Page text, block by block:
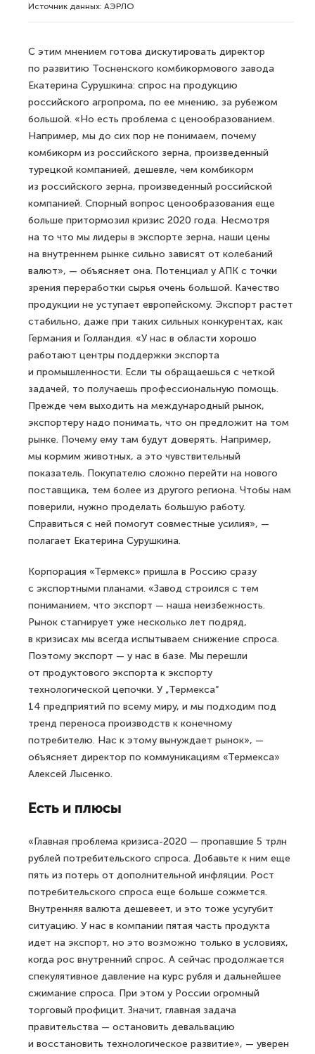
Источник данных: АЭРЛО
С этим мнением готова дискутировать директор
по развитию Тосненского комбикормового завода
Екатерина Сурушкина: спрос на продукцию
российского агропрома, по ее мнению, за рубежом
большой. «Но есть проблема с цено­образованием.
Например, мы до сих пор не понимаем, почему
комбикорм из российского зерна, произведенный
турецкой компанией, дешевле, чем комбикорм
из российского зерна, произведенный российской
компанией. Спорный вопрос ценообразования еще
больше притормозил кризис 2020 года. Несмотря
на то что мы лидеры в экспорте зерна, наши цены
на внутреннем рынке сильно зависят от колебаний
валют», — объясняет она. Потенциал у АПК с точки
зрения переработки сырья очень большой. Качество
продукции не уступает европейскому. Экспорт растет
стабильно, даже при таких сильных конкурентах, как
Германия и Голландия. «У нас в области хорошо
работают центры поддержки экспорта
и промышленности. Если ты обращаешься с четкой
задачей, то получаешь профессиональную помощь.
Прежде чем выходить на международный рынок,
экспортеру надо понимать, что он предложит на том
рынке. Почему ему там будут доверять. Например,
мы кормим животных, а это чувствительный
показатель. Покупателю сложно перейти на нового
поставщика, тем более из другого региона. Чтобы нам
поверили, нужно проделать большую работу.
Справиться с ней помогут совместные усилия», —
полагает Екатерина Сурушкина.
Корпорация «Термекс» пришла в Россию сразу
с экспортными планами. «Завод строился с тем
пониманием, что экспорт — наша неизбежность.
Рынок стагнирует уже несколько лет подряд,
в кризисах мы всегда испытываем снижение спроса.
Поэтому экспорт — у нас в базе. Мы перешли
от продуктового экспорта к экспорту
технологической цепочки. У „Термекса“
14 предприятий по всему миру, и мы подходим под
тренд переноса производств к конечному
потребителю. Нас к этому вынуждает рынок», —
объясняет директор по коммуникациям «Термекса»
Алексей Лысенко.
Есть и плюсы
«Главная проблема кризиса-2020 — пропавшие 5 трлн
рублей потребительского спроса. Добавьте к ним еще
пять из потерь от дополнительной инфляции. Рост
потребительского спроса еще больше сожмется.
Внутренняя валюта дешевеет, и это тоже усугубит
ситуацию. У нас в компании пятая часть продукта
идет на экспорт, но это возможно только в условиях,
когда рос внутренний спрос. А сейчас продолжается
спекулятивное давление на курс рубля и дальнейшее
сжимание спроса. При этом у России огромный
торговый профицит. Значит, главная задача
правительства — остановить девальвацию
и восстановить технологическое развитие», — уверен